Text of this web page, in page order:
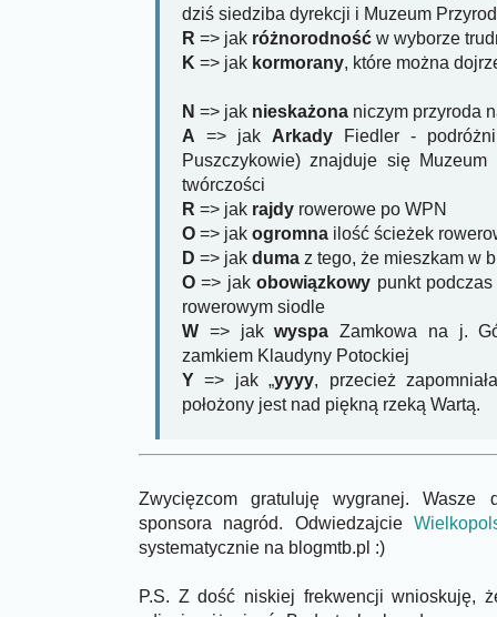
dziś siedziba dyrekcji i Muzeum
R => jak różnorodność w wyborze
K => jak kormorany, które można
N => jak nieskażona niczym przyroda
A => jak Arkady Fiedler -
Puszczykowie) znajduje się
twórczości
R => jak rajdy rowerowe po WPN
O => jak ogromna ilość ścieżek
D => jak duma z tego, że mieszkam w
O => jakobowiązkowy punkt
rowerowym siodle
W => jakwyspa Zamkowa na j.
zamkiem Klaudyny Potockiej
Y => jak „yyyy, przecież
położony jest nad piękną rzeką Wartą.
Zwycięzcom gratuluję wygranej. Wasze
sponsora nagród. Odwiedzajcie
systematycznie na blogmtb.pl :)
P.S. Z dość niskiej frekwencji wnioskuję,